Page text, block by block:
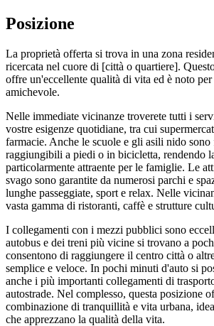
Posizione
La proprietà offerta si trova in una zona
ricercata nel cuore di [città o quartiere].
offre un'eccellente qualità di vita ed è noto per
amichevole.
Nelle immediate vicinanze troverete tutti i
vostre esigenze quotidiane, tra cui
farmacie. Anche le scuole e gli asili nido sono
raggiungibili a piedi o in bicicletta, rendendo
particolarmente attraente per le famiglie. Le
svago sono garantite da numerosi parchi e
lunghe passeggiate, sport e relax. Nelle
vasta gamma di ristoranti, caffè e strutture
I collegamenti con i mezzi pubblici sono
autobus e dei treni più vicine si trovano a
consentono di raggiungere il centro città o
semplice e veloce. In pochi minuti d'auto si
anche i più importanti collegamenti di
autostrade. Nel complesso, questa posizione
combinazione di tranquillità e vita urbana,
che apprezzano la qualità della vita.